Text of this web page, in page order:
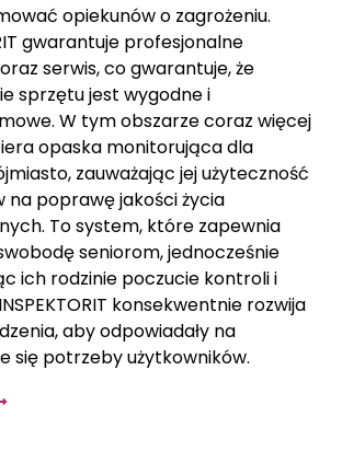
opiekunów o zagrożeniu.
gwarantuje profesjonalne
serwis, co gwarantuje, że
sprzętu jest wygodne i
W tym obszarze coraz więcej
opaska monitorująca dla
zauważając jej użyteczność
na poprawę jakości życia
To system, które zapewnia
seniorom, jednocześnie
ich rodzinie poczucie kontroli i
konsekwentnie rozwija
aby odpowiadały na
się potrzeby użytkowników.